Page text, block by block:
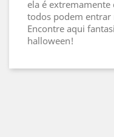
ela é extremamente
todos podem entrar
Encontre aqui
halloween!